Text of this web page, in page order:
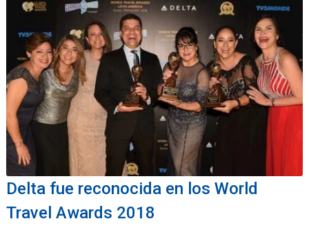
Delta fue reconocida en los World
Travel Awards 2018